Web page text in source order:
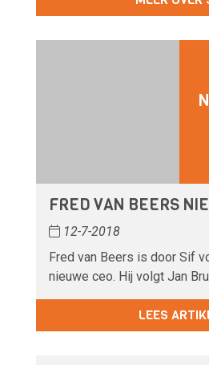
FRED VAN BEERS
12-7-2018
Fred van Beers is door Sif
nieuwe ceo. Hij volgt Jan
LEES